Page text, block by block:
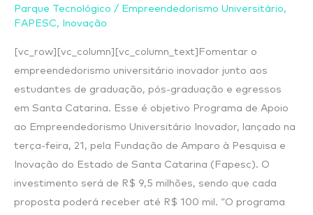
Parque Tecnológico / Empreendedorismo Universitário,
FAPESC, Inovação
[vc_row][vc_column][vc_column_text]Fomentar o
empreendedorismo universitário inovador junto aos
estudantes de graduação, pós-graduação e egressos
em Santa Catarina. Esse é objetivo Programa de Apoio
ao Empreendedorismo Universitário Inovador, lançado na
terça-feira, 21, pela Fundação de Amparo à Pesquisa e
Inovação do Estado de Santa Catarina (Fapesc). O
investimento será de R$ 9,5 milhões, sendo que cada
proposta poderá receber até R$ 100 mil. “O programa
inovador